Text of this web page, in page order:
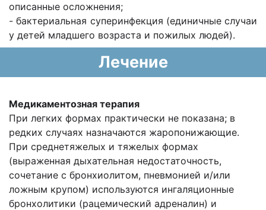
описанные осложнения;
- бактериальная суперинфекция (единичные случаи
у детей младшего возраста и пожилых людей).
Лечение
Медикаментозная терапия
При легких формах практически не показана; в
редких случаях назначаются жаропонижающие.
При среднетяжелых и тяжелых формах
(выраженная дыхательная недостаточность,
сочетание с бронхиолитом, пневмонией и/или
ложным крупом) используются ингаляционные
бронхолитики (рацемический адреналин) и